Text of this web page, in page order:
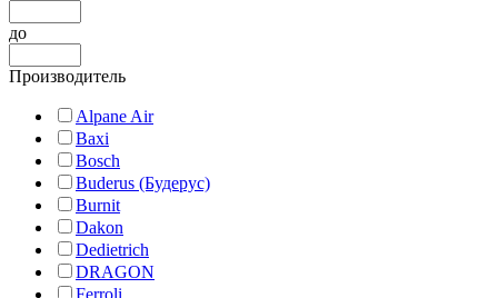
до
Производитель
Alpane Air
Baxi
Bosch
Buderus (Будерус)
Burnit
Dakon
Dedietrich
DRAGON
Ferroli